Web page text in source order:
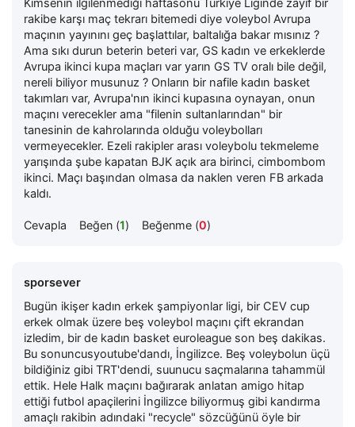
Kimsenin ilgilenmediği haftasonu Türkiye Liginde zayıf bir
rakibe karşı maç tekrarı bitemedi diye voleybol Avrupa
maçının yayınını geç başlattılar, baltalığa bakar mısınız ?
Ama sıkı durun beterin beteri var, GS kadın ve erkeklerde
Avrupa ikinci kupa maçları var yarın GS TV oralı bile değil,
nereli biliyor musunuz ? Onların bir nafile kadın basket
takımları var, Avrupa'nın ikinci kupasına oynayan, onun
maçını verecekler ama "filenin sultanlarından" bir
tanesinin de kahrolarında olduğu voleybolları
vermeyecekler. Ezeli rakipler arası voleybolu tekmeleme
yarışında şube kapatan BJK açık ara birinci, cimbombom
ikinci. Maçı başından olmasa da naklen veren FB arkada
kaldı.
Cevapla Beğen (1) Beğenme (0)
sporsever
Bugün ikişer kadın erkek şampiyonlar ligi, bir CEV cup
erkek olmak üzere beş voleybol maçını çift ekrandan
izledim, bir de kadın basket euroleague son beş dakikas.
Bu sonuncusyoutube'dandı, İngilizce. Beş voleybolun üçü
bildiğiniz gibi TRT'dendi, suunucu saçmalarına tahammül
ettik. Hele Halk maçını bağırarak anlatan amigo hitap
ettiği futbol apaçilerini İngilizce biliyormuş gibi kandırma
amaçlı rakibin adındaki "recycle" sözcüğünü öyle bir